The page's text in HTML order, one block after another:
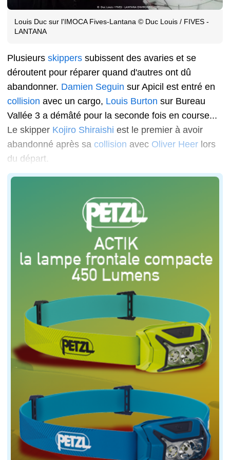
Louis Duc sur l'IMOCA Fives-Lantana © Duc Louis / FIVES -
LANTANA
Plusieurs skippers subissent des avaries et se
déroutent pour réparer quand d'autres ont dû
abandonner. Damien Seguin sur Apicil est entré en
collision avec un cargo, Louis Burton sur Bureau
Vallée 3 a démâté pour la seconde fois en course...
Le skipper Kojiro Shiraishi est le premier à avoir
abandonné après sa collision avec Oliver Heer lors
du départ.
Caudrelier indétrônable ! Armel de retour dans
En Ultim, la flotte est toujours menée par Charles
En Ocean Fifty, alors qu'il occupait la première
En Class40, on ne peut que saluer l'incroyable
Plusieurs skippers déplorent des avaries et sont
Au total, ils sont 6 à avoir abandonné en Class40.
En Rhum Multi, Brieuc Maisonneuve a chaviré sur
Départ de la Route du Rhum 2022 pour Charles Caudrelier ©
Chavirage en Ocean Fifty et un jeune leader